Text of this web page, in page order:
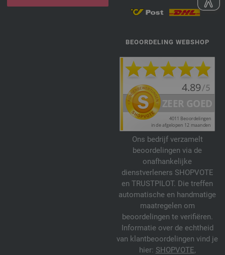
BEOORDELING WEBSHOP
Ons bedrijf verzamelt
beoordelingen via de
onafhankelijke
dienstverleners SHOPVOTE
en TRUSTPILOT. Die treffen
automatische en handmatige
maatregelen om
beoordelingen te verifiëren.
Informatie over de echtheid
van klantbeoordelingen vind je
hier: SHOPVOTE,